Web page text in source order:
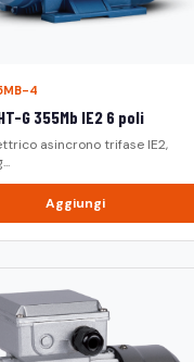
4
G 355Mb IE2 6 poli
asincrono trifase IE2,
Aggiungi